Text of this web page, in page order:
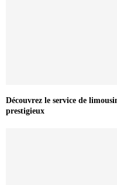
Découvrez le service de
prestigieux